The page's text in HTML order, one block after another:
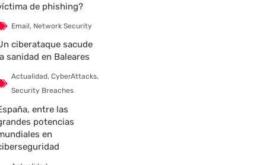
de phishing?
Email, Network Security
ciberataque sacude
sanidad en Baleares
Actualidad, CyberAttacks,
Security Breaches
entre las
potencias
en